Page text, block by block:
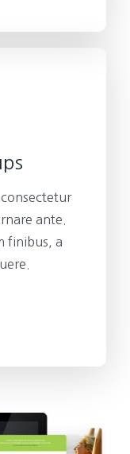
ante.
finibus, a